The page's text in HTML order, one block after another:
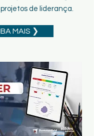
de liderança.
MAIS ❯